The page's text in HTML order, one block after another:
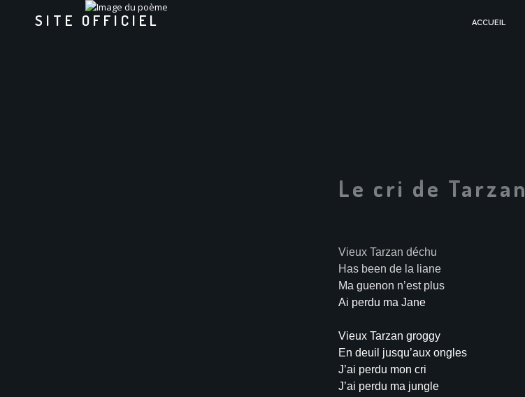
SITE OFFICIEL ACCUEIL
Le cri de Tarzan
Vieux Tarzan déchu
Has been de la liane
Ma guenon n’est plus
Ai perdu ma Jane
Vieux Tarzan groggy
En deuil jusqu’aux ongles
J’ai perdu mon cri
J’ai perdu ma jungle